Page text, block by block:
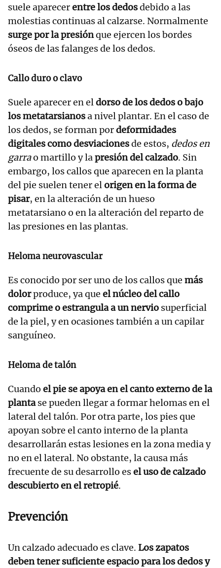
suele aparecerentre los dedosdebido a las
molestias continuas al calzarse. Normalmente
surge por la presiónque ejercen los bordes
óseos de las falanges de los dedos.
Callo duro o clavo
Suele aparecer en eldorso de los dedos o bajo
los metatarsianosa nivel plantar. En el caso de
los dedos, se forman pordeformidades
digitales como desviacionesde estos, dedos en
garrao martillo y lapresión del calzado. Sin
embargo, los callos que aparecen en la planta
del pie suelen tener elorigen en la forma de
pisar, en la alteración de un hueso
metatarsiano o en la alteración del reparto de
las presiones en las plantas.
Heloma neurovascular
Es conocido por ser uno de los callos que más
dolorproduce, ya que el núcleo del callo
comprime o estrangula a un nervio superficial
de la piel, y en ocasiones también a un capilar
sanguíneo.
Heloma de talón
Cuando el pie se apoya en el canto externo de la
plantase pueden llegar a formar helomas en el
lateral del talón. Por otra parte, los pies que
apoyan sobre el canto interno de la planta
desarrollarán estas lesiones en la zona media y
no en el lateral. No obstante, la causa más
frecuente de su desarrollo esel uso de calzado
descubierto en el retropié.
Prevención
Un calzado adecuado es clave. Los zapatos
deben tener suficiente espacio para los dedos y